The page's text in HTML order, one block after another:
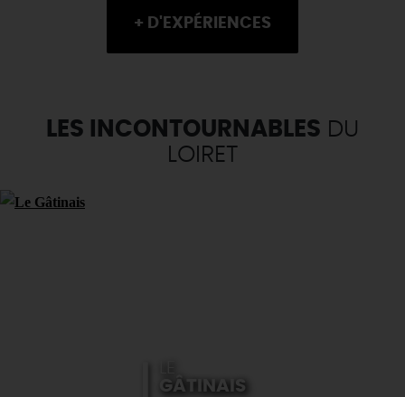
+ D'EXPÉRIENCES
LES INCONTOURNABLES DU
LOIRET
GÂTINAIS